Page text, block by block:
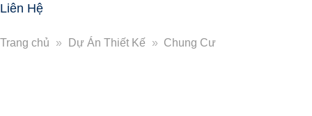
Liên Hệ
Trang chủ » Dự Án Thiết Kế » Chung Cư